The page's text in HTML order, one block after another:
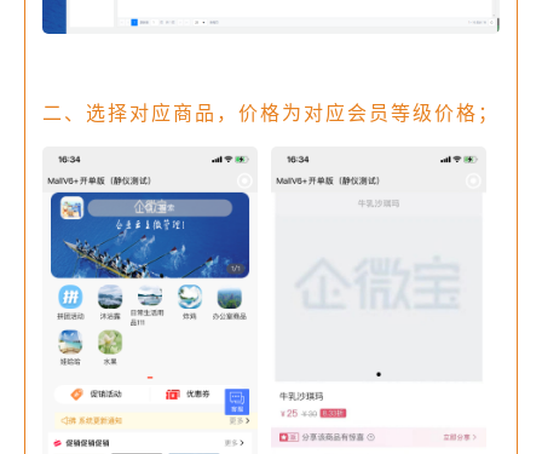
二、选择对应商品，价格为对应会员等级价格；